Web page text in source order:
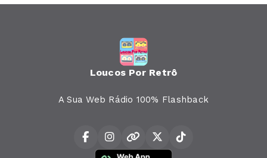
Loucos Por Retrô
A Sua Web Rádio 100% Flashback